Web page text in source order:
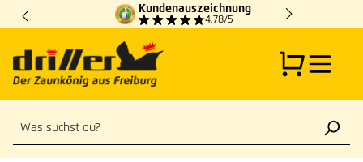
Zum Hauptinhalt springen
Kundenauszeichnung
4.78/5